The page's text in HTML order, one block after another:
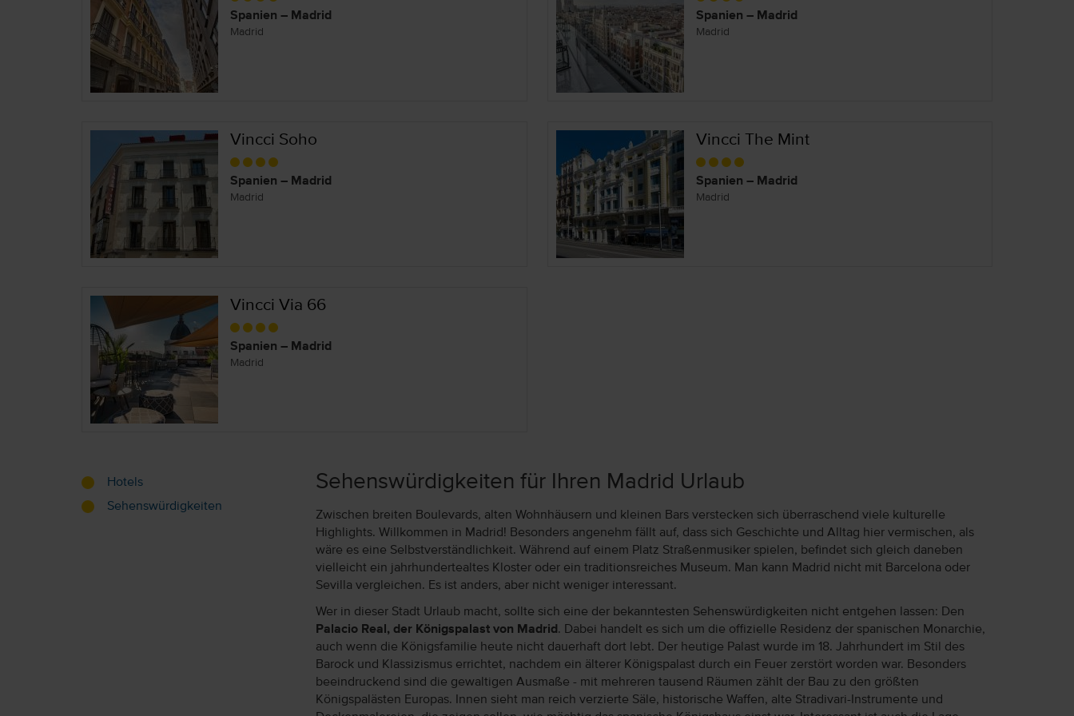
Spanien – Madrid
Madrid
Spanien – Madrid
Madrid
Vincci Soho
Spanien – Madrid
Madrid
Vincci The Mint
Spanien – Madrid
Madrid
Vincci Via 66
Spanien – Madrid
Madrid
Hotels
Sehenswürdigkeiten
Sehenswürdigkeiten für Ihren Madrid Urlaub
Zwischen breiten Boulevards, alten Wohnhäusern und kleinen Bars verstecken sich überraschend viele kulturelle
Highlights. Willkommen in Madrid! Besonders angenehm fällt auf, dass sich Geschichte und Alltag hier vermischen, als
wäre es eine Selbstverständlichkeit. Während auf einem Platz Straßenmusiker spielen, befindet sich gleich daneben
vielleicht ein jahrhundertealtes Kloster oder ein traditionsreiches Museum. Man kann Madrid nicht mit Barcelona oder
Sevilla vergleichen. Es ist anders, aber nicht weniger interessant.
Wer in dieser Stadt Urlaub macht, sollte sich eine der bekanntesten Sehenswürdigkeiten nicht entgehen lassen: Den
Palacio Real, der Königspalast von Madrid . Dabei handelt es sich um die offizielle Residenz der spanischen Monarchie,
auch wenn die Königsfamilie heute nicht dauerhaft dort lebt. Der heutige Palast wurde im 18. Jahrhundert im Stil des
Barock und Klassizismus errichtet, nachdem ein älterer Königspalast durch ein Feuer zerstört worden war. Besonders
beeindruckend sind die gewaltigen Ausmaße - mit mehreren tausend Räumen zählt der Bau zu den größten
Königspalästen Europas. Innen sieht man reich verzierte Säle, historische Waffen, alte Stradivari-Instrumente und